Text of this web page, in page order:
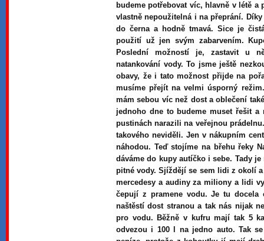
budeme potřebovat víc, hlavně v létě
vlastně nepoužitelná i na přeprání.
do černa a hodně tmavá. Sice je
použití už jen svým zabarvením.
Poslední možností je, zastavit u
natankování vody. To jsme ještě
obavy, že i tato možnost přijde na
musíme přejít na velmi úsporný
mám sebou víc než dost a oblečení
jednoho dne to budeme muset řešit
pustinách narazili na veřejnou
takového neviděli. Jen v nákupním
náhodou. Teď stojíme na břehu řeky
dáváme do kupy autíčko i sebe. Tady
pitné vody. Sjíždějí se sem lidi z okolí
mercedesy a audiny za miliony a lidi
čepují z pramene vodu. Je tu
naštěstí dost stranou a tak nás nijak
pro vodu. Běžně v kufru mají tak 5
odvezou i 100 l na jedno auto. Tak